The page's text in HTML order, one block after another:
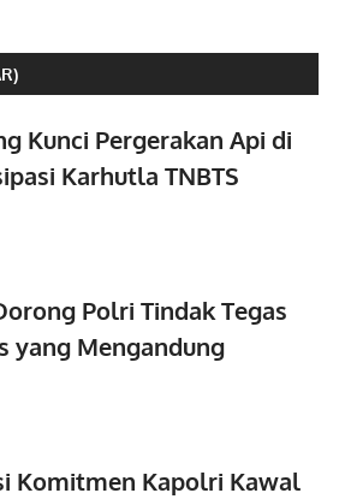
Kunci Pergerakan Api di
Karhutla TNBTS
Polri Tindak Tegas
yang Mengandung
Komitmen Kapolri Kawal